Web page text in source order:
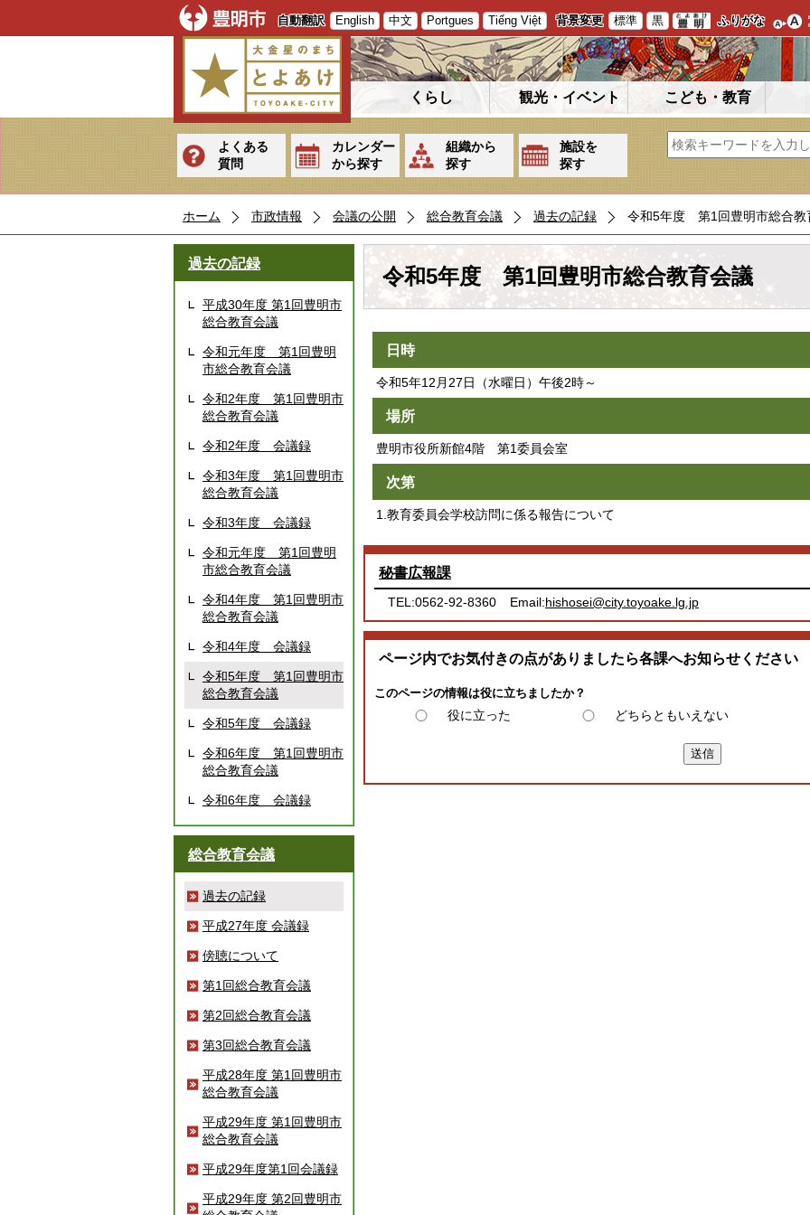
自動翻訳 English 中文 Portgues Tiếng Việt 背景変更 標準 黒 ふりがな
くらし 観光・イベント こども・教育
よくある
質問
カレンダー
から探す
組織から
探す
施設を
探す
ホーム 市政情報 会議の公開 総合教育会議 過去の記録 令和5年度 第1回豊明市総合教
過去の記録
平成30年度 第1回豊明市
総合教育会議
令和元年度 第1回豊明
市総合教育会議
令和2年度 第1回豊明市
総合教育会議
令和2年度 会議録
令和3年度 第1回豊明市
総合教育会議
令和3年度 会議録
令和元年度 第1回豊明
市総合教育会議
令和4年度 第1回豊明市
総合教育会議
令和4年度 会議録
令和5年度 第1回豊明市
総合教育会議
令和5年度 会議録
令和6年度 第1回豊明市
総合教育会議
令和6年度 会議録
総合教育会議
過去の記録
平成27年度 会議録
傍聴について
第1回総合教育会議
第2回総合教育会議
第3回総合教育会議
平成28年度 第1回豊明市
総合教育会議
平成29年度 第1回豊明市
総合教育会議
平成29年度第1回会議録
平成29年度 第2回豊明市
令和5年度 第1回豊明市総合教育会議
日時
令和5年12月27日（水曜日）午後2時～
場所
豊明市役所新館4階 第1委員会室
次第
1.教育委員会学校訪問に係る報告について
秘書広報課
TEL:0562-92-8360 Email:hishosei@city.toyoake.lg.jp
ページ内でお気付きの点がありましたら各課へお知らせください
このページの情報は役に立ちましたか？
役に立った どちらともいえない